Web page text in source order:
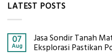
LATEST POSTS
07
Aug
Jasa Sondir Tanah
Eksplorasi Pastikan